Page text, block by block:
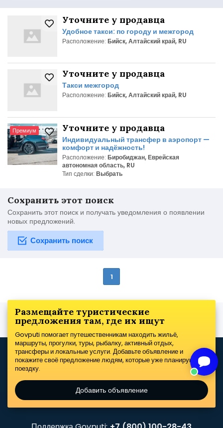
Уточните у продавца
Удобное такси: по городу и межгород
Расположение: Бийск, Алтайский край, RU
Уточните у продавца
Такси межгород
Расположение: Бийск, Алтайский край, RU
Премиум Уточните у продавца
Индивидуальный трансфер в аэропорт —
комфорт и надёжность!
Расположение: Биробиджан, Еврейская
автономная область, RU
Тип сделки: Выбрать
Сохранить этот поиск
Сохранить этот поиск и получать уведомления о появлении
новых предложений.
Сохранить поиск
1
Размещайте туристические
предложения там, где их ищут
Govputi помогает путешественникам находить жильё,
маршруты, прогулки, туры, рыбалку, активный отдых,
трансферы и локальные услуги. Добавьте объявление и
покажите своё предложение людям, которые уже планируют
поездку.
Добавить объявление